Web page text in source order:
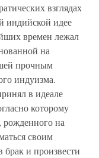
взглядах
индийской идее
времен лежал
на
прочным
индуизма.
в идеале
которому
рожденного на
своим
и произвести